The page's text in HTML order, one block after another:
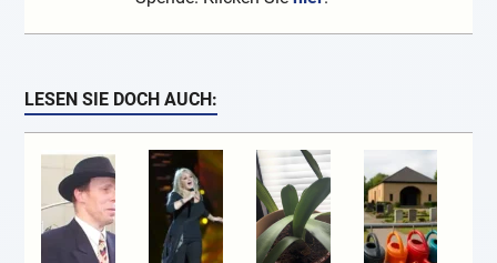
LESEN SIE DOCH AUCH: